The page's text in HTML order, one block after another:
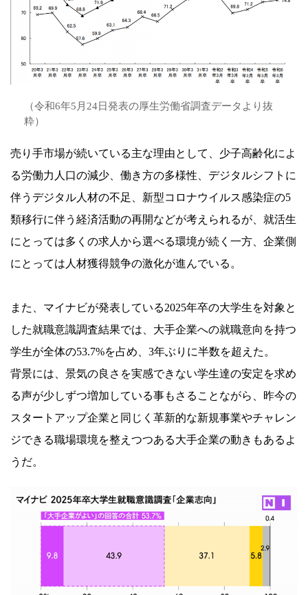
（令和6年5月24日発表の厚生労働省調査データより抜
粋）
売り手市場が続いている主な理由として、少子高齢化によ
る労働力人口の減少、働き方の多様性、デジタルシフトに
伴うデジタル人材の不足、新型コロナウイルス感染症の5
類移行に伴う経済活動の再開などが考えられるが、就活生
にとっては多くの求人から選べる環境が続く一方、企業側
にとっては人材獲得競争の激化が進んでいる。
また、マイナビが発表している2025年卒の大学生を対象と
した就職意識調査結果では、大手企業への就職意向を持つ
学生が全体の53.7%を占め、3年ぶりに半数を超えた。
背景には、景気の良さを実感できない学生達の安定を求め
る声が少しずつ増加している事もさることながら、昨今の
スタートアップ企業と同じく革新的な新規事業やチャレン
ジできる職場環境を整えつつある大手企業の動きもあるよ
うだ。